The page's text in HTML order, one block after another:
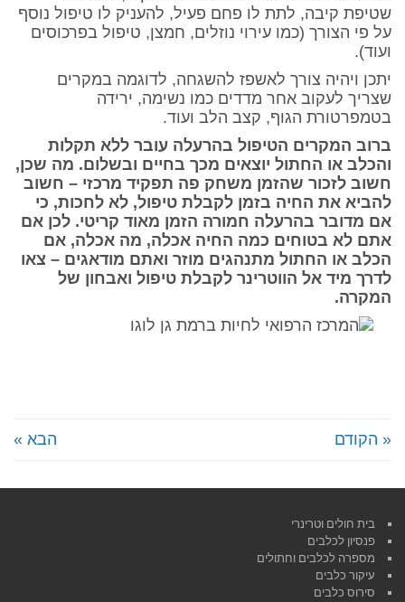
שטיפת קיבה, לתת לו פחם פעיל, להעניק לו טיפול נוסף
על פי הצורך (כמו עירוי נוזלים, חמצן, טיפול בפרכוסים
ועוד).
יתכן ויהיה צורך לאשפז להשגחה, לדוגמה במקרים
שצריך לעקוב אחר מדדים כמו נשימה, ירידה
בטמפרטורת הגוף, קצב הלב ועוד.
ברוב המקרים הטיפול בהרעלה עובר ללא תקלות
והכלב או החתול יוצאים מכך בחיים ובשלום. מה שכן,
חשוב לזכור שהזמן משחק פה תפקיד מרכזי – חשוב
להביא את החיה בזמן לקבלת טיפול, לא לחכות, כי
אם מדובר בהרעלה חמורה הזמן מאוד קריטי. לכן אם
אתם לא בטוחים כמה החיה אכלה, מה אכלה, אם
הכלב או החתול מתנהגים מוזר ואתם מודאגים – צאו
לדרך מיד אל הווטרינר לקבלת טיפול ואבחון של
המקרה.
« הקודם הבא »
בית חולים וטרינרי
פנסיון לכלבים
מספרה לכלבים וחתולים
עיקור כלבים
סירוס כלבים